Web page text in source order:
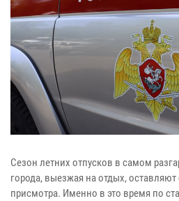
Сезон летних отпусков в самом
города, выезжая на отдых,
присмотра. Именно в это время по